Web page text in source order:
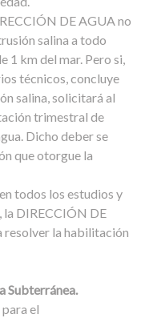
DE AGUA no
salina a todo
1 km del mar. Pero si,
técnicos, concluye
salina, solicitará al
trimestral de
Dicho deber se
que otorgue la
todos los estudios y
la DIRECCIÓN DE
resolver la habilitación
Subterránea.
el